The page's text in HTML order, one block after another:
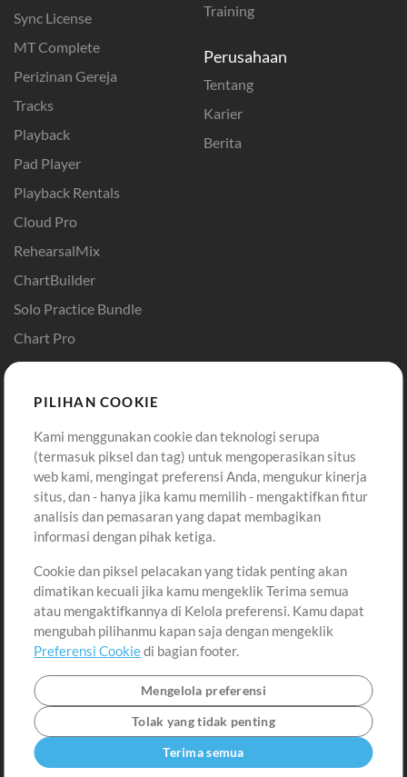
Sync License
MT Complete
Perizinan Gereja
Tracks
Playback
Pad Player
Playback Rentals
Cloud Pro
RehearsalMix
ChartBuilder
Solo Practice Bundle
Chart Pro
Template ProPresenter
Sound
Training
Perusahaan
Tentang
Karier
Berita
Pembelian
Beli Kredit
Konten Gratis
Permintaan Lagu
Lain-lain
Sesi
Kirimkan musik kamu
Playlist
MT Conference
Akun
Masuk
Daftar
Lihat Keranjang
PILIHAN COOKIE
Kami menggunakan cookie dan teknologi serupa
(termasuk piksel dan tag) untuk mengoperasikan situs
web kami, mengingat preferensi Anda, mengukur kinerja
situs, dan - hanya jika kamu memilih - mengaktifkan fitur
analisis dan pemasaran yang dapat membagikan
informasi dengan pihak ketiga.
Cookie dan piksel pelacakan yang tidak penting akan
dimatikan kecuali jika kamu mengeklik Terima semua
atau mengaktifkannya di Kelola preferensi. Kamu dapat
mengubah pilihanmu kapan saja dengan mengeklik
Preferensi Cookiedi bagian footer.
Mengelola preferensi
Tolak yang tidak penting
Terima semua